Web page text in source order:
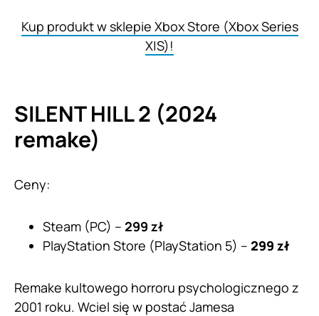
Kup produkt w sklepie Xbox Store (Xbox Series
X|S)!
SILENT HILL 2 (2024
remake)
Ceny:
Steam (PC) – 299 zł
PlayStation Store (PlayStation 5) – 299 zł
Remake kultowego horroru psychologicznego z
2001 roku. Wciel się w postać Jamesa